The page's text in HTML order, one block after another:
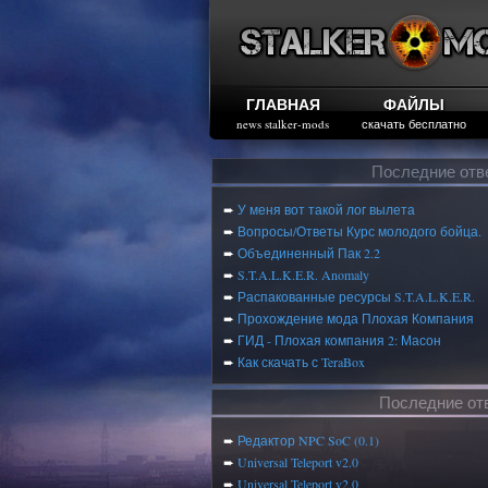
ГЛАВНАЯ
news stalker-mods
ФАЙЛЫ
скачать бесплатно
Последние
➨ У меня вот такой лог вылета
➨ Вопросы/Ответы Курс молодого бойца.
➨ Объединенный Пак 2.2
➨ S.T.A.L.K.E.R. Anomaly
➨ Распакованные ресурсы S.T.A.L.K.E.R.
➨ Прохождение мода Плохая Компания
➨ ГИД - Плохая компания 2: Масон
➨ Как скачать с TeraBox
Последние
➨ Редактор NPC SoC (0.1)
➨ Universal Teleport v2.0
➨ Universal Teleport v2.0